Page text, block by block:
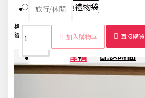
旅行/休閒
雪人款 紅色禮物袋
加入購物車 直接購買
標
籤：
禮物
聖誕老
人
糖果
袋
禮品
袋
聖
誕
商品詳情 配送時間